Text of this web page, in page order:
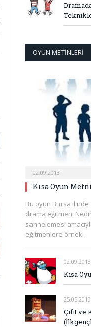
OYUN METINLERI
02.09.2013
Kısa Oyun
Bu oyun Bursa ilinde
drama eğitmeni
sahnelemesi
eğitmenlere örnek…
02.09.2013
Kısa
25.05.2013
Çıfıt ve